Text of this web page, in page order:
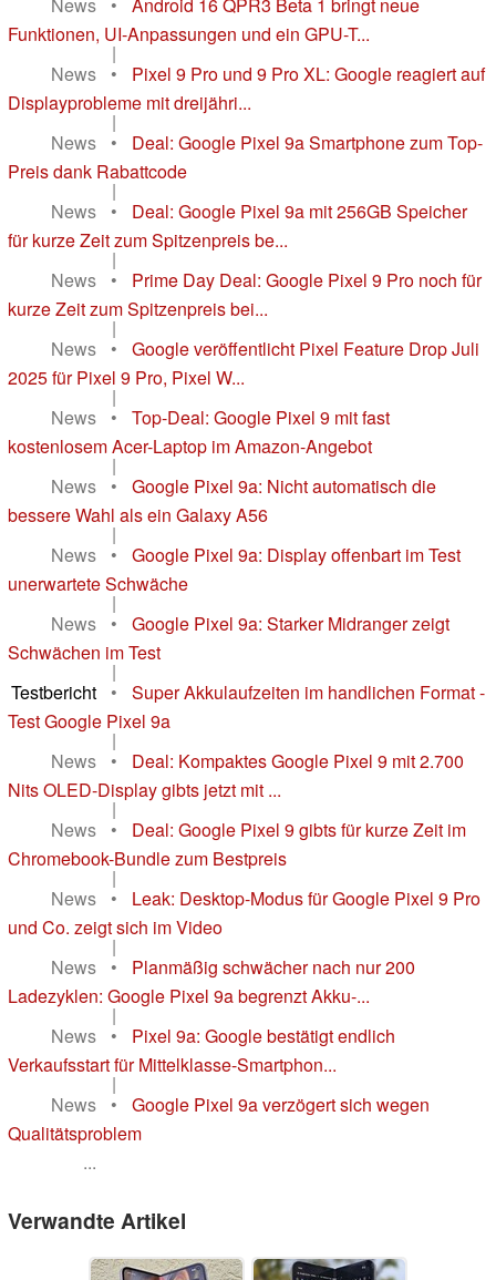
Funktionen, UI-Anpassungen und ein GPU-T...
|
News
•
Pixel 9 Pro und 9 Pro XL: Google reagiert auf
Displayprobleme mit dreijähri...
|
News
•
Deal: Google Pixel 9a Smartphone zum Top-
Preis dank Rabattcode
|
News
•
Deal: Google Pixel 9a mit 256GB Speicher
für kurze Zeit zum Spitzenpreis be...
|
News
•
Prime Day Deal: Google Pixel 9 Pro noch für
kurze Zeit zum Spitzenpreis bei...
|
News
•
Google veröffentlicht Pixel Feature Drop Juli
2025 für Pixel 9 Pro, Pixel W...
|
News
•
Top-Deal: Google Pixel 9 mit fast
kostenlosem Acer-Laptop im Amazon-Angebot
|
News
•
Google Pixel 9a: Nicht automatisch die
bessere Wahl als ein Galaxy A56
|
News
•
Google Pixel 9a: Display offenbart im Test
unerwartete Schwäche
|
News
•
Google Pixel 9a: Starker Midranger zeigt
Schwächen im Test
|
Testbericht
•
Super Akkulaufzeiten im handlichen Format -
Test Google Pixel 9a
|
News
•
Deal: Kompaktes Google Pixel 9 mit 2.700
Nits OLED-Display gibts jetzt mit ...
|
News
•
Deal: Google Pixel 9 gibts für kurze Zeit im
Chromebook-Bundle zum Bestpreis
|
News
•
Leak: Desktop-Modus für Google Pixel 9 Pro
und Co. zeigt sich im Video
|
News
•
Planmäßig schwächer nach nur 200
Ladezyklen: Google Pixel 9a begrenzt Akku-...
|
News
•
Pixel 9a: Google bestätigt endlich
Verkaufsstart für Mittelklasse-Smartphon...
|
News
•
Google Pixel 9a verzögert sich wegen
Qualitätsproblem
...
Verwandte Artikel